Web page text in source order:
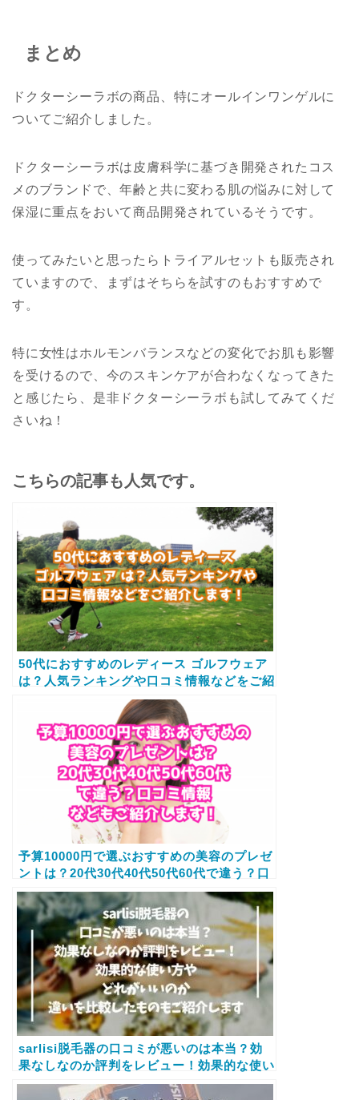
まとめ
ドクターシーラボの商品、特にオールインワンゲルに
ついてご紹介しました。
ドクターシーラボは皮膚科学に基づき開発されたコス
メのブランドで、年齢と共に変わる肌の悩みに対して
保湿に重点をおいて商品開発されているそうです。
使ってみたいと思ったらトライアルセットも販売され
ていますので、まずはそちらを試すのもおすすめで
す。
特に女性はホルモンバランスなどの変化でお肌も影響
を受けるので、今のスキンケアが合わなくなってきた
と感じたら、是非ドクターシーラボも試してみてくだ
さいね！
こちらの記事も人気です。
50代におすすめのレディース ゴルフウェア
は？人気ランキングや口コミ情報などをご紹
予算10000円で選ぶおすすめの美容のプレゼ
ントは？20代30代40代50代60代で違う？口
コミ情報などもご紹介します！
sarlisi脱毛器の口コミが悪いのは本当？効
果なしなのか評判をレビュー！効果的な使い
方やどれがいいのか違いを比較したものもご